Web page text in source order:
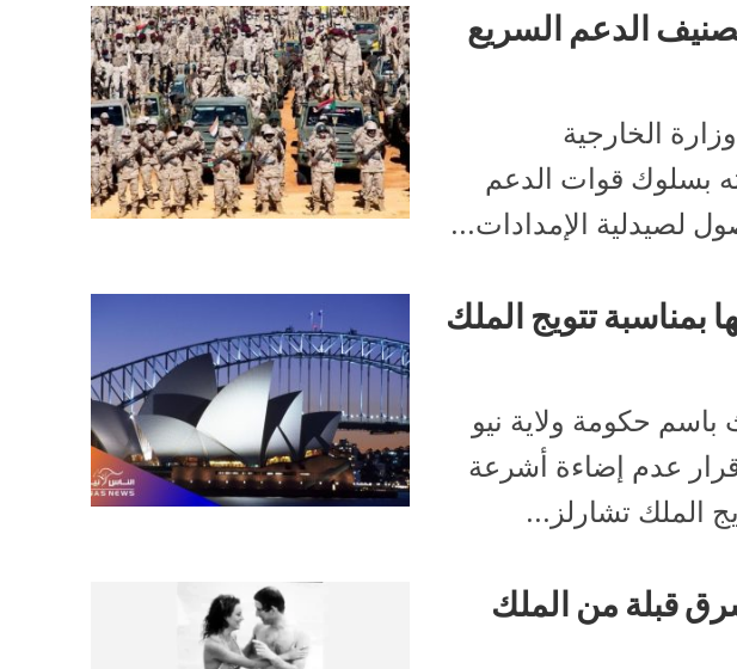
الدعم السريع
الخارجية
بسلوك قوات الدعم
لصيدلية الإمدادات...
تتويج الملك
حكومة ولاية نيو
عدم إضاءة أشرعة
الملك تشارلز...
قبلة من الملك